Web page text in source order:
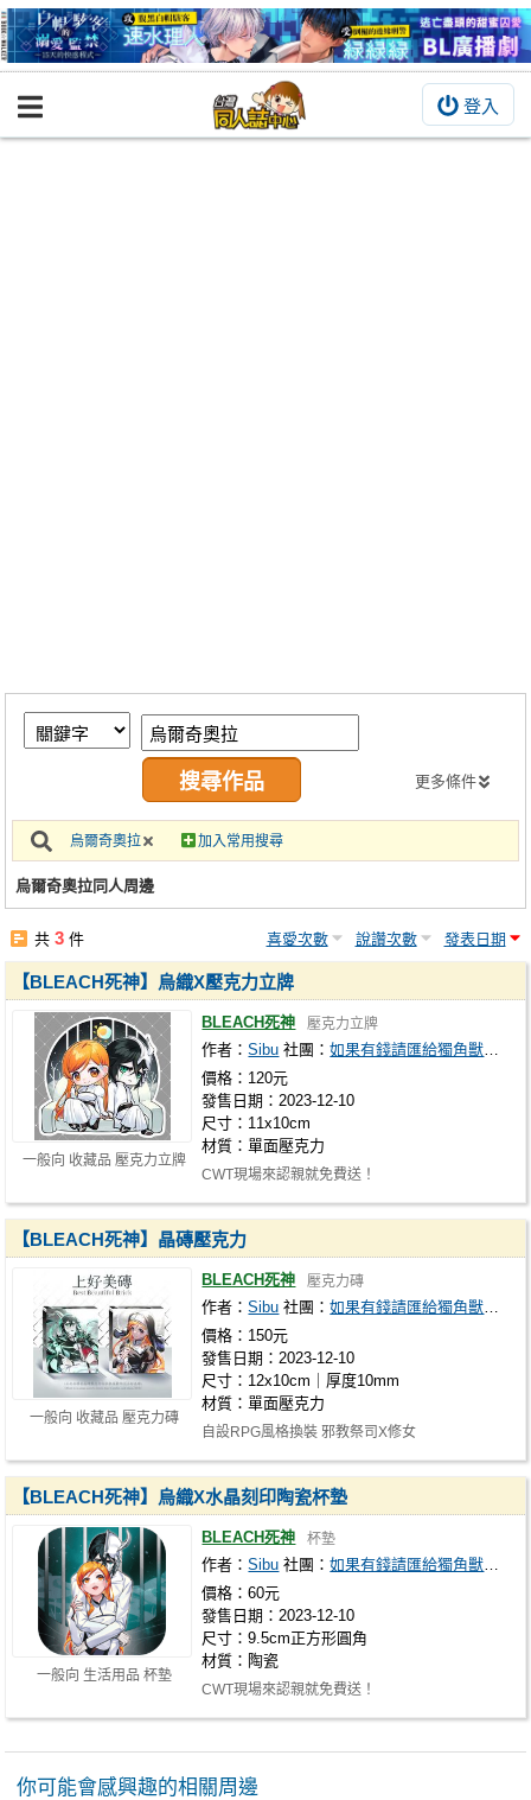
登入
BOOKY書集倉庫
繪圖藝廊
交流中心
攤位轉讓區
會員功能選單
註冊會員
更多條件
烏爾奇奧拉 加入常用搜尋
烏爾奇奧拉同人周邊
共3 件 喜愛次數 說讚次數 發表日期
一般向 收藏品 壓克力立牌
【BLEACH死神】烏織X壓克力立牌
BLEACH死神 壓克力立牌
作者：Sibu 社團：如果有錢請匯給獨角獸課金
價格：120元
發售日期：2023-12-10
尺寸：11x10cm
材質：單面壓克力
CWT現場來認親就免費送！
一般向 收藏品 壓克力磚
【BLEACH死神】晶磚壓克力
BLEACH死神 壓克力磚
作者：Sibu 社團：如果有錢請匯給獨角獸課金
價格：150元
發售日期：2023-12-10
尺寸：12x10cm｜厚度10mm
材質：單面壓克力
自設RPG風格換裝 邪教祭司X修女
一般向 生活用品 杯墊
【BLEACH死神】烏織X水晶刻印陶瓷杯墊
BLEACH死神 杯墊
作者：Sibu 社團：如果有錢請匯給獨角獸課金
價格：60元
發售日期：2023-12-10
尺寸：9.5cm正方形圓角
材質：陶瓷
CWT現場來認親就免費送！
你可能會感興趣的相關周邊